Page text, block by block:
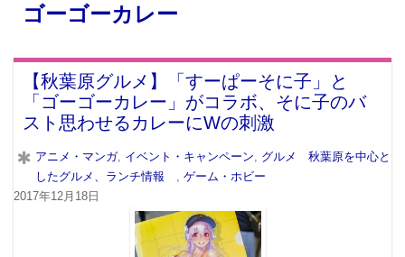
ゴーゴーカレー
【秋葉原グルメ】「すーぱーそに子」と
「ゴーゴーカレー」がコラボ、そに子のバ
スト思わせるカレーにWの刺激
アニメ・マンガ, イベント・キャンペーン
グルメ 秋葉原を中心と
したグルメ、ランチ情報
ゲーム・ホビー
2017年12月18日